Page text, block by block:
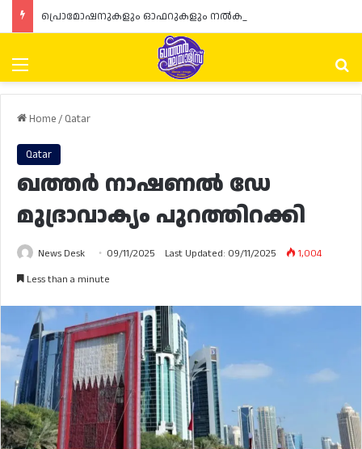
Menu
Home/ Qatar
Qatar
ഖത്തർ നാഷണൽ ഡേ
മുദ്രാവാക്യം പുറത്തിറക്കി
News Desk 09/11/2025 Last Updated: 09/11/2025
1,004
Less than a minute